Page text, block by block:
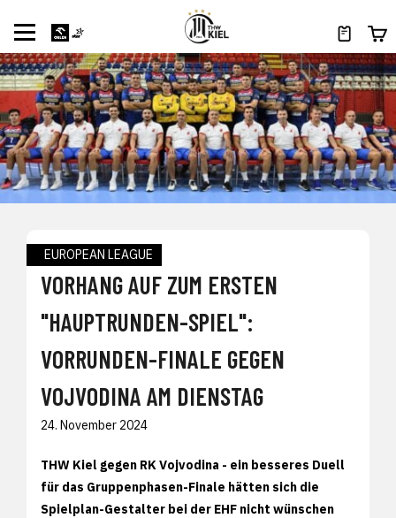
EUROPEAN LEAGUE
VORHANG AUF ZUM ERSTEN
"HAUPTRUNDEN-SPIEL":
VORRUNDEN-FINALE GEGEN
VOJVODINA AM DIENSTAG
24. November 2024
THW Kiel gegen RK Vojvodina - ein besseres Duell
für das Gruppenphasen-Finale hätten sich die
Spielplan-Gestalter bei der EHF nicht wünschen